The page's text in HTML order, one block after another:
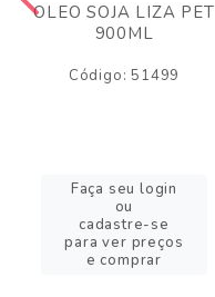
OLEO SOJA LIZA PET
900ML
Código: 51499
Faça seu login
ou
cadastre-se
para ver preços
e comprar